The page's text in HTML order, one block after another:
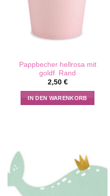
Pappbecher hellrosa mit
goldf. Rand
2,50 €
IN DEN WARENKORB